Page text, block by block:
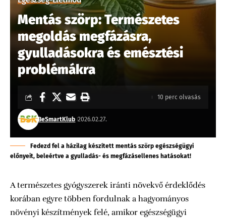
Mentás szörp: Természetes
megoldás megfázásra,
gyulladásokra és emésztési
problémákra
BeSmartKlub 2026.02.27.
10 perc olvasás
Fedezd fel a házilag készített mentás szörp egészségügyi
előnyeit, beleértve a gyulladás- és megfázásellenes hatásokat!
A természetes gyógyszerek iránti növekvő érdeklődés
korában egyre többen fordulnak a hagyományos
növényi készítmények felé, amikor egészségügyi